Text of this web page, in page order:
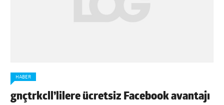
HABER
gnçtrkcll’lilere ücretsiz Facebook avantajı